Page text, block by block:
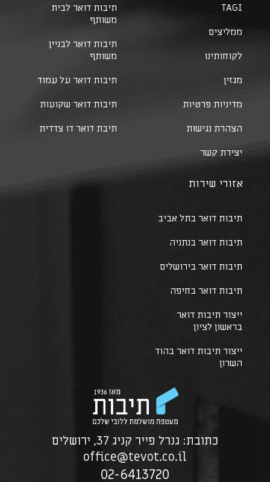
TAGI
ממליצים
לקוחותינו
מגזין
מדיניות פרטיות
הצהרת נגישות
יצירת קשר
תיבות דואר לבית
משותף
תיבות דואר לבניין
משותף
תיבות דואר על עמוד
תיבות דואר שקועות
תיבת דואר דו צדדית
אזורי שירות
תיבות דואר בתל אביב
תיבות דואר בנתניה
תיבות דואר בירושלים
תיבות דואר בחיפה
ייצור תיבות דואר
בראשון לציון
ייצור תיבות דואר בהוד
השרון
כתובת: גנרל פייר קניג 37, ירושלים
office@tevot.co.il
02-6413720